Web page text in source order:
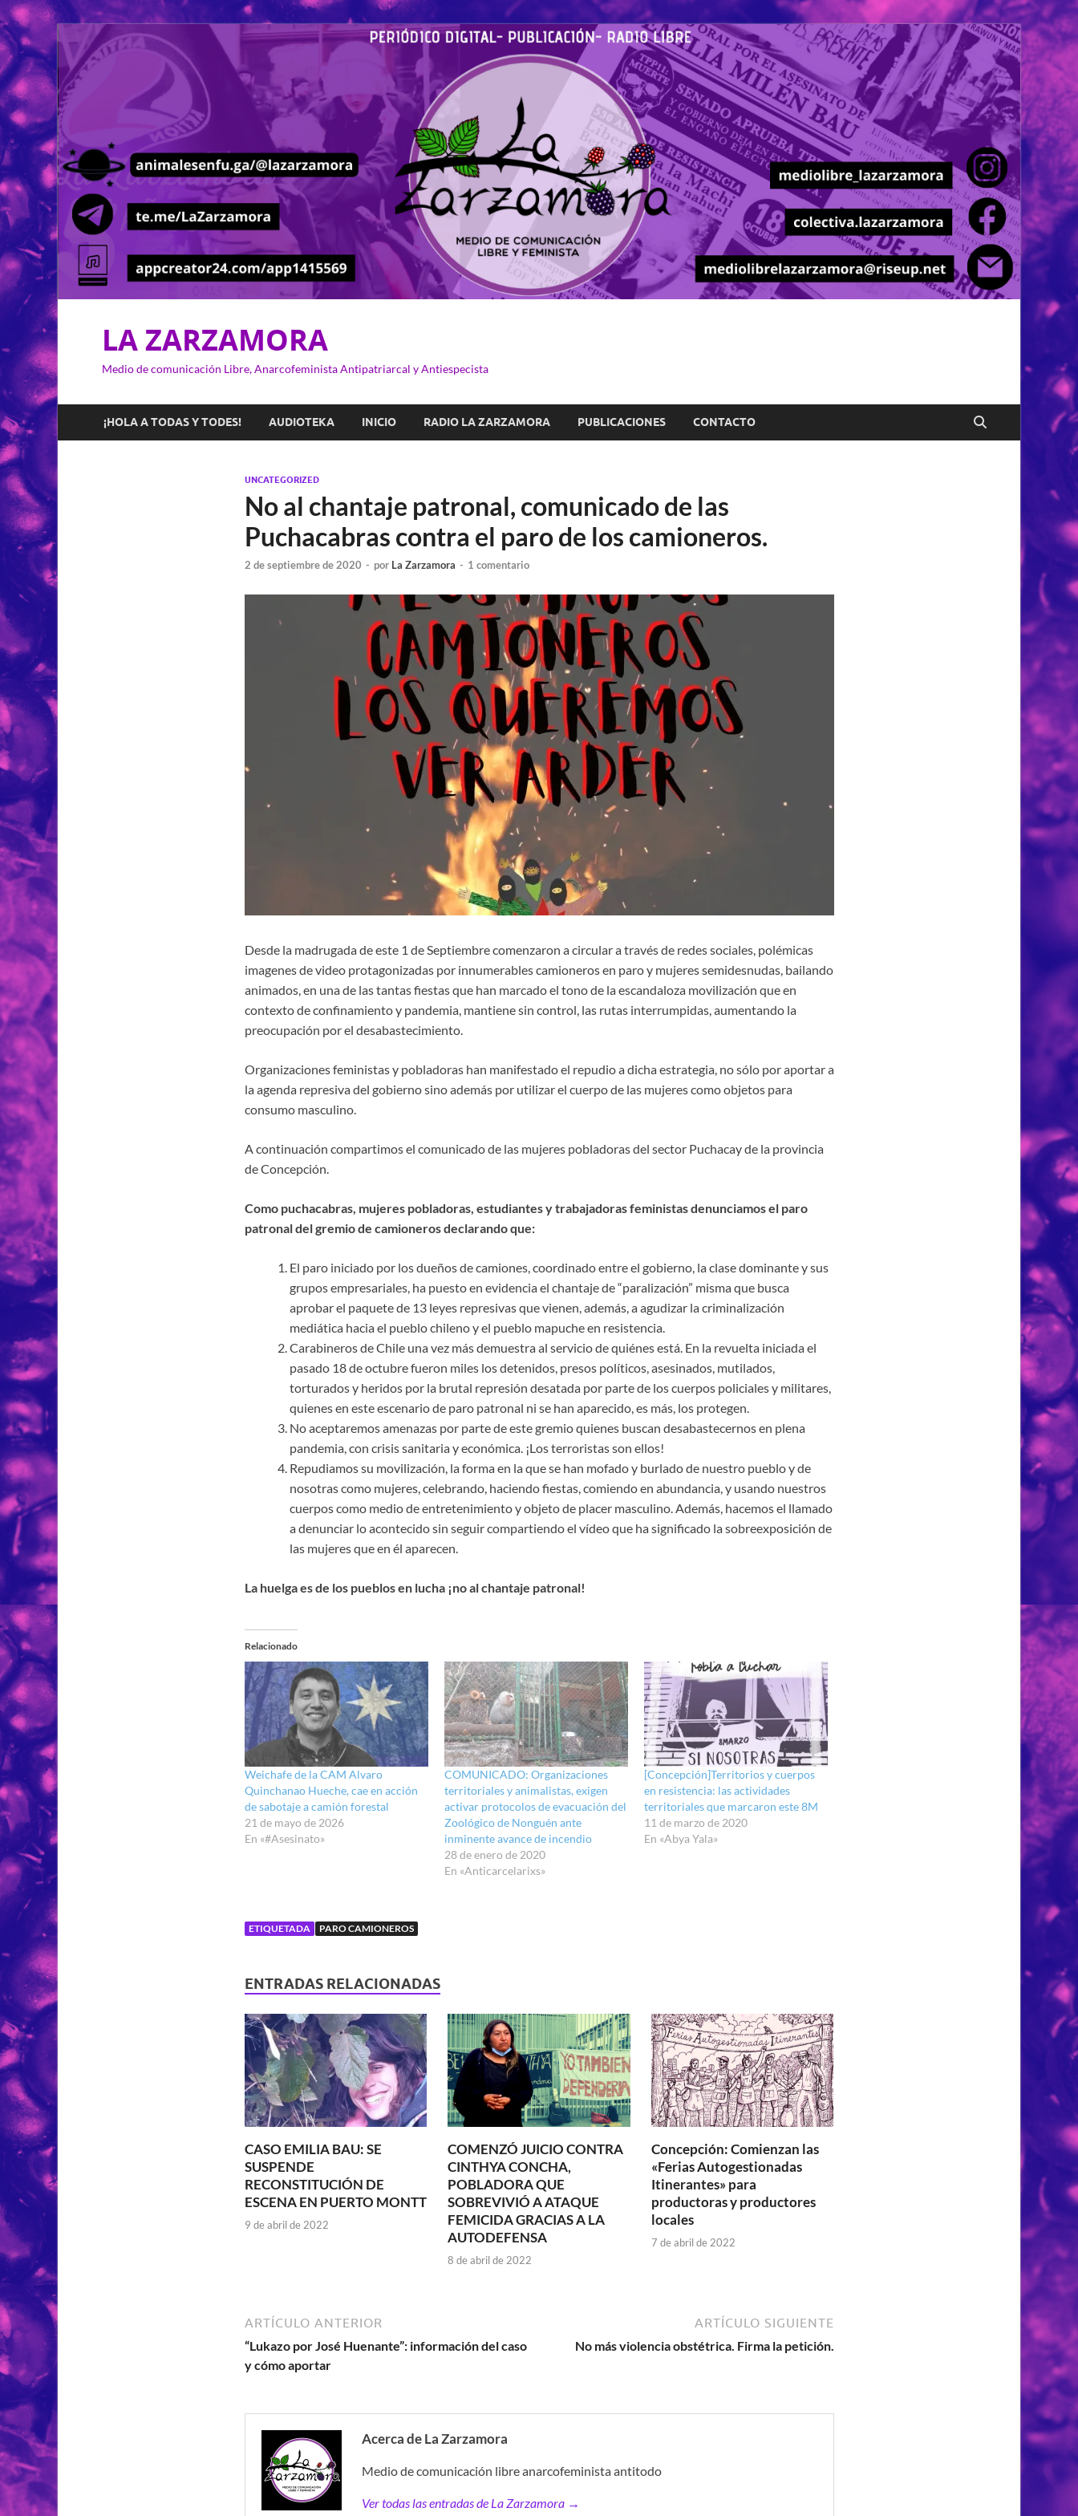
LA ZARZAMORA
Medio de comunicación Libre, Anarcofeminista Antipatriarcal y Antiespecista
¡HOLA A TODAS Y TODES! AUDIOTEKA INICIO RADIO LA ZARZAMORA PUBLICACIONES CONTACTO
UNCATEGORIZED
No al chantaje patronal, comunicado de las
Puchacabras contra el paro de los camioneros.
2 de septiembre de 2020 - por La Zarzamora - 1 comentario
Desde la madrugada de este 1 de Septiembre comenzaron a circular a través de redes sociales, polémicas
imagenes de video protagonizadas por innumerables camioneros en paro y mujeres semidesnudas, bailando
animados, en una de las tantas fiestas que han marcado el tono de la escandaloza movilización que en
contexto de confinamiento y pandemia, mantiene sin control, las rutas interrumpidas, aumentando la
preocupación por el desabastecimiento.
Organizaciones feministas y pobladoras han manifestado el repudio a dicha estrategia, no sólo por aportar a
la agenda represiva del gobierno sino además por utilizar el cuerpo de las mujeres como objetos para
consumo masculino.
A continuación compartimos el comunicado de las mujeres pobladoras del sector Puchacay de la provincia
de Concepción.
Como puchacabras, mujeres pobladoras, estudiantes y trabajadoras feministas denunciamos el paro
patronal del gremio de camioneros declarando que:
El paro iniciado por los dueños de camiones, coordinado entre el gobierno, la clase dominante y sus
grupos empresariales, ha puesto en evidencia el chantaje de “paralización” misma que busca
aprobar el paquete de 13 leyes represivas que vienen, además, a agudizar la criminalización
mediática hacia el pueblo chileno y el pueblo mapuche en resistencia.
Carabineros de Chile una vez más demuestra al servicio de quiénes está. En la revuelta iniciada el
pasado 18 de octubre fueron miles los detenidos, presos políticos, asesinados, mutilados,
torturados y heridos por la brutal represión desatada por parte de los cuerpos policiales y militares,
quienes en este escenario de paro patronal ni se han aparecido, es más, los protegen.
No aceptaremos amenazas por parte de este gremio quienes buscan desabastecernos en plena
pandemia, con crisis sanitaria y económica. ¡Los terroristas son ellos!
Repudiamos su movilización, la forma en la que se han mofado y burlado de nuestro pueblo y de
nosotras como mujeres, celebrando, haciendo fiestas, comiendo en abundancia, y usando nuestros
cuerpos como medio de entretenimiento y objeto de placer masculino. Además, hacemos el llamado
a denunciar lo acontecido sin seguir compartiendo el vídeo que ha significado la sobreexposición de
las mujeres que en él aparecen.
La huelga es de los pueblos en lucha ¡no al chantaje patronal!
Relacionado
Weichafe de la CAM Alvaro
Quinchanao Hueche, cae en acción
de sabotaje a camión forestal
21 de mayo de 2026
En «#Asesinato»
COMUNICADO: Organizaciones
territoriales y animalistas, exigen
activar protocolos de evacuación del
Zoológico de Nonguén ante
inminente avance de incendio
28 de enero de 2020
En «Anticarcelarixs»
[Concepción]Territorios y cuerpos
en resistencia: las actividades
territoriales que marcaron este 8M
11 de marzo de 2020
En «Abya Yala»
ETIQUETADA PARO CAMIONEROS
ENTRADAS RELACIONADAS
CASO EMILIA BAU: SE
SUSPENDE
RECONSTITUCIÓN DE
ESCENA EN PUERTO MONTT
9 de abril de 2022
COMENZÓ JUICIO CONTRA
CINTHYA CONCHA,
POBLADORA QUE
SOBREVIVIÓ A ATAQUE
FEMICIDA GRACIAS A LA
AUTODEFENSA
8 de abril de 2022
Concepción: Comienzan las
«Ferias Autogestionadas
Itinerantes» para
productoras y productores
locales
7 de abril de 2022
ARTÍCULO ANTERIOR
“Lukazo por José Huenante”: información del caso
y cómo aportar
ARTÍCULO SIGUIENTE
No más violencia obstétrica. Firma la petición.
Acerca de La Zarzamora
Medio de comunicación libre anarcofeminista antitodo
Ver todas las entradas de La Zarzamora →